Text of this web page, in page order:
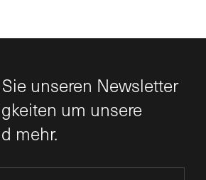
unseren Newsletter
um unsere
mehr.